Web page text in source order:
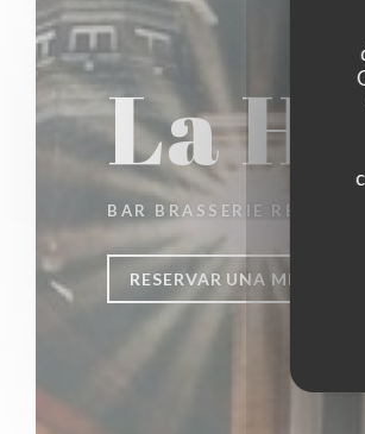
La
BAR BRASSERIE
RESERVAR UNA MESA